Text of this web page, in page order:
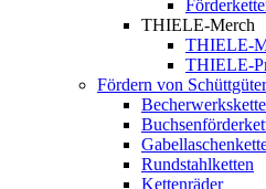
THIELE-Merch
THIELE-
THIELE-
Fördern von
Rundstahlketten
Kettenräder